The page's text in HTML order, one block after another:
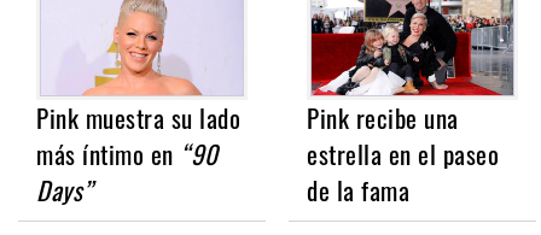
Pink muestra su lado
más íntimo en “90
Days”
Pink recibe una
estrella en el paseo
de la fama